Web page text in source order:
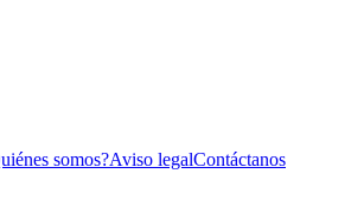
somos?Aviso legalContáctanos